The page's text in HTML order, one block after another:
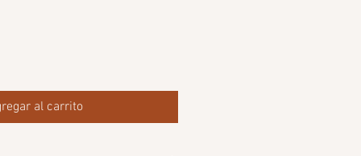
al carrito